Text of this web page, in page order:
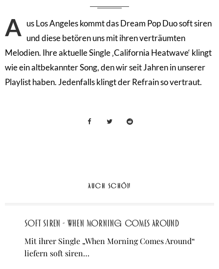
A us Los Angeles kommt das Dream Pop Duo soft siren
und diese betören uns mit ihren verträumten
Melodien. Ihre aktuelle Single ‚California Heatwave‘ klingt
wie ein altbekannter Song, den wir seit Jahren in unserer
Playlist haben. Jedenfalls klingt der Refrain so vertraut.
AUCH SCHÖN
soft siren - When Morning Comes Around
Mit ihrer Single „When Morning Comes Around“
liefern soft siren…